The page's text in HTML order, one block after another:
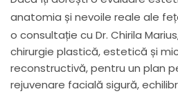
anatomia și nevoile reale ale
o consultație cu Dr. Chirila
chirurgie plastică, estetică și
reconstructivă, pentru un plan
rejuvenare facială sigură,